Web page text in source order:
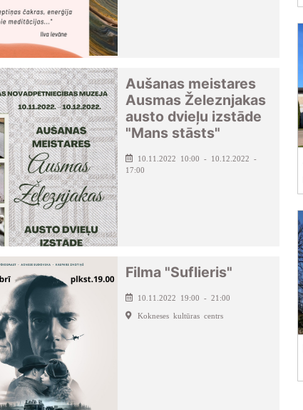
Aušanas meistares
Ausmas Železnjakas
austo dvieļu izstāde
"Mans stāsts"
10.11.2022 10:00 - 10.12.2022 -
17:00
Filma "Suflieris"
10.11.2022 19:00 - 21:00
Kokneses kultūras centrs